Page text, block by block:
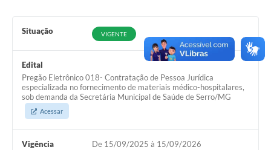
Jornal
Links
Audiências Públicas
Galeria de Fotos
Situação VIGENTE
Edital
Pregão Eletrônico 018- Contratação de Pessoa Jurídica
especializada no fornecimento de materiais médico-hospitalares,
sob demanda da Secretária Municipal de Saúde de Serro/MG
Acessar
Vigência De 15/09/2025 à 15/09/2026